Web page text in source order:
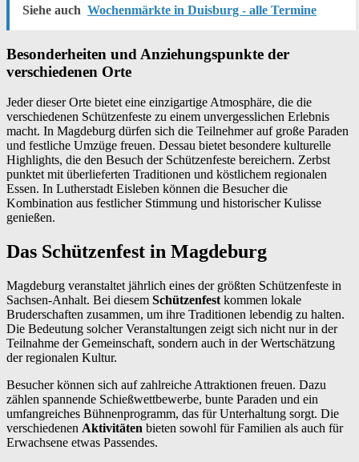
Siehe auch Wochenmärkte in Duisburg - alle Termine
Besonderheiten und Anziehungspunkte der
verschiedenen Orte
Jeder dieser Orte bietet eine einzigartige Atmosphäre, die die
verschiedenen Schützenfeste zu einem unvergesslichen Erlebnis
macht. In Magdeburg dürfen sich die Teilnehmer auf große Paraden
und festliche Umzüge freuen. Dessau bietet besondere kulturelle
Highlights, die den Besuch der Schützenfeste bereichern. Zerbst
punktet mit überlieferten Traditionen und köstlichem regionalen
Essen. In Lutherstadt Eisleben können die Besucher die
Kombination aus festlicher Stimmung und historischer Kulisse
genießen.
Das Schützenfest in Magdeburg
Magdeburg veranstaltet jährlich eines der größten Schützenfeste in
Sachsen-Anhalt. Bei diesem Schützenfest kommen lokale
Bruderschaften zusammen, um ihre Traditionen lebendig zu halten.
Die Bedeutung solcher Veranstaltungen zeigt sich nicht nur in der
Teilnahme der Gemeinschaft, sondern auch in der Wertschätzung
der regionalen Kultur.
Besucher können sich auf zahlreiche Attraktionen freuen. Dazu
zählen spannende Schießwettbewerbe, bunte Paraden und ein
umfangreiches Bühnenprogramm, das für Unterhaltung sorgt. Die
verschiedenen Aktivitäten bieten sowohl für Familien als auch für
Erwachsene etwas Passendes.